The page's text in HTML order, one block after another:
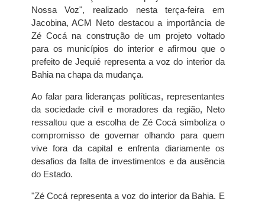
Nossa Voz", realizado nesta terça-feira em
Jacobina, ACM Neto destacou a importância de
Zé Cocá na construção de um projeto voltado
para os municípios do interior e afirmou que o
prefeito de Jequié representa a voz do interior da
Bahia na chapa da mudança.
Ao falar para lideranças políticas, representantes
da sociedade civil e moradores da região, Neto
ressaltou que a escolha de Zé Cocá simboliza o
compromisso de governar olhando para quem
vive fora da capital e enfrenta diariamente os
desafios da falta de investimentos e da ausência
do Estado.
"Zé Cocá representa a voz do interior da Bahia. E